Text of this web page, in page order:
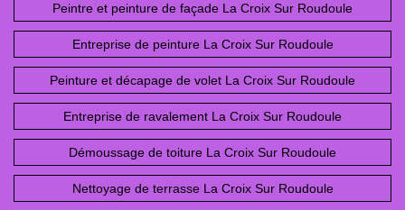
Peintre et peinture de façade La Croix Sur Roudoule
Entreprise de peinture La Croix Sur Roudoule
Peinture et décapage de volet La Croix Sur Roudoule
Entreprise de ravalement La Croix Sur Roudoule
Démoussage de toiture La Croix Sur Roudoule
Nettoyage de terrasse La Croix Sur Roudoule